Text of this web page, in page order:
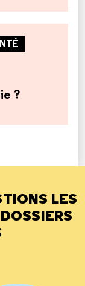
?
LES